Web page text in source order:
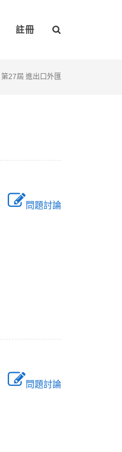
註冊
第27屆 進出口外匯
問題討論
問題討論